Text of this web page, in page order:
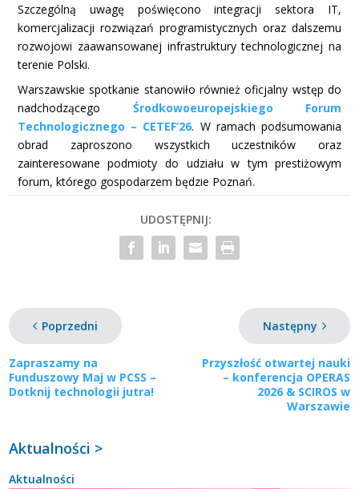
Szczególną uwagę poświęcono integracji sektora IT,
komercjalizacji rozwiązań programistycznych oraz dalszemu
rozwojowi zaawansowanej infrastruktury technologicznej na
terenie Polski.
Warszawskie spotkanie stanowiło również oficjalny wstęp do
nadchodzącego Środkowoeuropejskiego Forum
Technologicznego – CETEF’26. W ramach podsumowania
obrad zaproszono wszystkich uczestników oraz
zainteresowane podmioty do udziału w tym prestiżowym
forum, którego gospodarzem będzie Poznań.
UDOSTĘPNIJ:
Poprzedni
Zapraszamy na
Funduszowy Maj w PCSS –
Dotknij technologii jutra!
Następny
Przyszłość otwartej nauki
– konferencja OPERAS
2026 & SCIROS w
Warszawie
Aktualności >
Aktualności